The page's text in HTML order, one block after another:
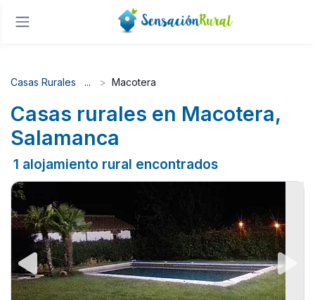
Casas Rurales Macotera
Casas rurales en Macotera,
Salamanca
1 alojamiento rural encontrados